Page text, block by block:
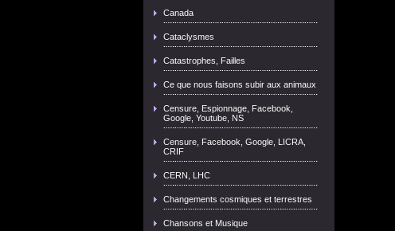
Canada
Cataclysmes
Catastrophes, Failles
Ce que nous faisons subir aux animaux
Censure, Espionnage, Facebook,
Google, Youtube, NS
Censure, Facebook, Google, LICRA,
CRIF
CERN, LHC
Changements cosmiques et terrestres
Chansons et Musique